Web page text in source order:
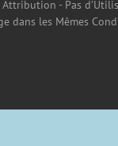
Attribution - Pas
dans les Mêmes